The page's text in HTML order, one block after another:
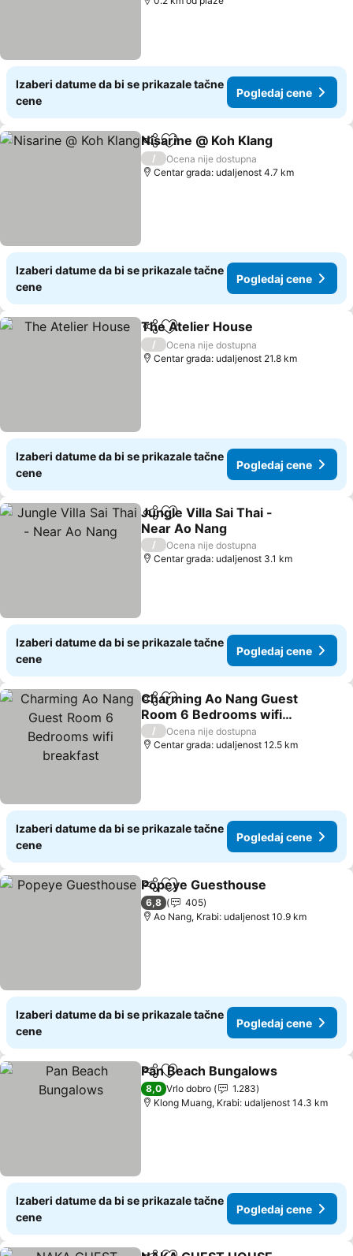
Izaberi datume da bi se prikazale tačne
cene
Pogledaj cene
Deli Dodati u favorite
Nisarine @ Koh Klang
/
Ocena nije dostupna
Centar grada: udaljenost 4.7 km
Izaberi datume da bi se prikazale tačne
cene
Pogledaj cene
Deli Dodati u favorite
The Atelier House
/
Ocena nije dostupna
Centar grada: udaljenost 21.8 km
Izaberi datume da bi se prikazale tačne
cene
Pogledaj cene
Deli Dodati u favorite
Jungle Villa Sai Thai -
Near Ao Nang
/
Ocena nije dostupna
Centar grada: udaljenost 3.1 km
Izaberi datume da bi se prikazale tačne
cene
Pogledaj cene
Deli Dodati u favorite
Charming Ao Nang Guest
Room 6 Bedrooms wifi
breakfast
/
Ocena nije dostupna
Centar grada: udaljenost 12.5 km
Izaberi datume da bi se prikazale tačne
cene
Pogledaj cene
Deli Dodati u favorite
Popeye Guesthouse
6,8
405
Ao Nang, Krabi: udaljenost 10.9 km
Izaberi datume da bi se prikazale tačne
cene
Pogledaj cene
Deli Dodati u favorite
Pan Beach Bungalows
8,0 Vrlo dobro
1.283
Klong Muang, Krabi: udaljenost 14.3 km
Izaberi datume da bi se prikazale tačne
cene
Pogledaj cene